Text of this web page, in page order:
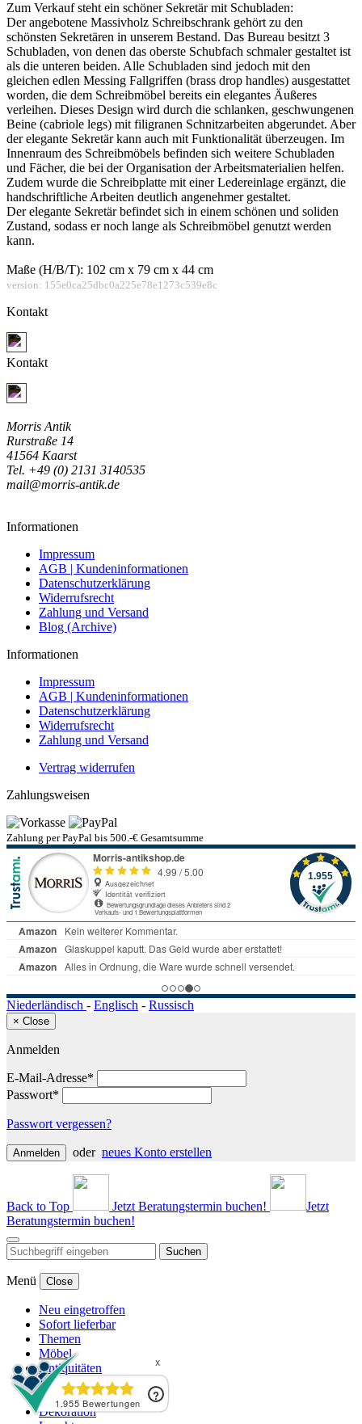
Zum Verkauf steht ein schöner Sekretär mit Schubladen:
Der angebotene Massivholz Schreibschrank gehört zu den
schönsten Sekretären in unserem Bestand. Das Bureau besitzt 3
Schubladen, von denen das oberste Schubfach schmaler gestaltet ist
als die unteren beiden. Alle Schubladen sind jedoch mit den
gleichen edlen Messing Fallgriffen (brass drop handles) ausgestattet
worden, die dem Schreibmöbel bereits ein elegantes Äußeres
verleihen. Dieses Design wird durch die schlanken, geschwungenen
Beine (cabriole legs) mit filigranen Schnitzarbeiten abgerundet. Aber
der elegante Sekretär kann auch mit Funktionalität überzeugen. Im
Innenraum des Schreibmöbels befinden sich weitere Schubladen
und Fächer, die bei der Organisation der Arbeitsmaterialien helfen.
Zudem wurde die Schreibplatte mit einer Ledereinlage ergänzt, die
handschriftliche Arbeiten deutlich angenehmer gestaltet.
Der elegante Sekretär befindet sich in einem schönen und soliden
Zustand, sodass er noch lange als Schreibmöbel genutzt werden
kann.
Maße (H/B/T): 102 cm x 79 cm x 44 cm
version: 155e0ca25dbc0a225e78e1273c539e8c
Kontakt
Kontakt
Morris Antik
Rurstraße 14
41564 Kaarst
Tel. +49 (0) 2131 3140535
mail@morris-antik.de
Informationen
Impressum
AGB | Kundeninformationen
Datenschutzerklärung
Widerrufsrecht
Zahlung und Versand
Blog (Archive)
Informationen
Impressum
AGB | Kundeninformationen
Datenschutzerklärung
Widerrufsrecht
Zahlung und Versand
Vertrag widerrufen
Zahlungsweisen
Zahlung per PayPal bis 500.-€ Gesamtsumme
Niederländisch - Englisch - Russisch
× Close
Anmelden
E-Mail-Adresse*
Passwort*
Passwort vergessen?
Anmelden oder neues Konto erstellen
Back to Top Jetzt Beratungstermin buchen!
Jetzt
Beratungstermin buchen!
Suchen
Menü Close
Neu eingetroffen
Sofort lieferbar
Themen
Möbel
Antiquitäten
Vintage
Chesterfield Möbel
Dekoration